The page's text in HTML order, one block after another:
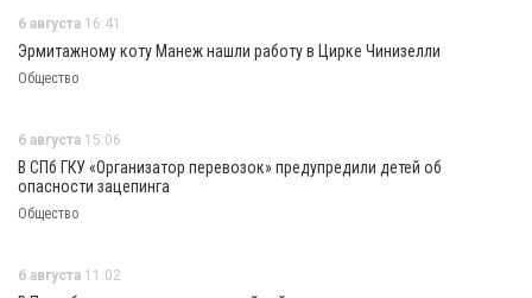
6 августа 16:41
Эрмитажному коту Манеж нашли работу в Цирке Чинизелли
Общество
6 августа 15:06
В СПб ГКУ «Организатор перевозок» предупредили детей об
опасности зацепинга
Общество
6 августа 11:02